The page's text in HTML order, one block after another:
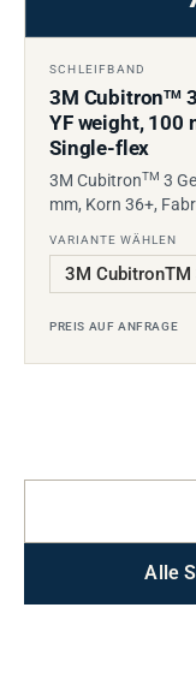
SCHLEIFBAND
3M CubitronTM
YF weight, 100
Single-flex
3M CubitronTM 3
mm, Korn 36+,
VARIANTE WÄHLEN
PREIS AUF ANFRAGE
Alle